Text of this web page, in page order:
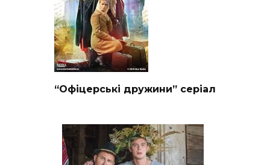
“Офіцерські дружини” серіал